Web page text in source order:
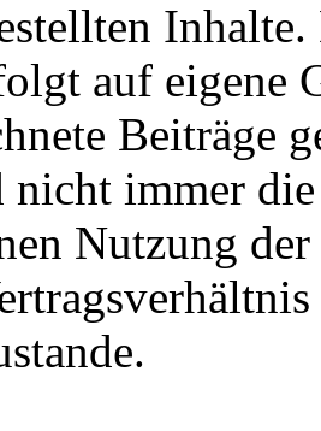
auf eigene
Beiträge
nicht immer
Nutzung